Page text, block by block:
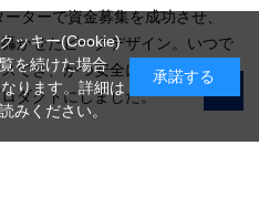
ターで資金募集を成功させ、
かせたピークデザイン。いつで
でき、かつ安全にそれを持ち運
ダクトにしました。
ッキー(Cookie)
を続けた場合
ります。詳細は
みください。
承諾する